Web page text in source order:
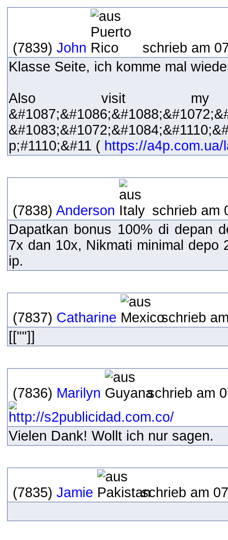
(7839) John
schrieb am
Klasse Seite, ich komme mal
Also visit my
p;#1110;&#11 ( https://
(7838) Anderson
schrieb am
Dapatkan bonus 100% di depan
7x dan 10x, Nikmati minimal depo
ip.
(7837) Catharine
schrieb
[[""]]
(7836) Marilyn schrieb am
Vielen Dank! Wollt ich nur sagen.
(7835) Jamie schrieb am